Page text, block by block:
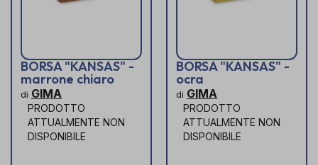
BORSA "KANSAS" -
marrone chiaro
di GIMA
PRODOTTO
ATTUALMENTE NON
DISPONIBILE
BORSA "KANSAS" -
ocra
di GIMA
PRODOTTO
ATTUALMENTE NON
DISPONIBILE